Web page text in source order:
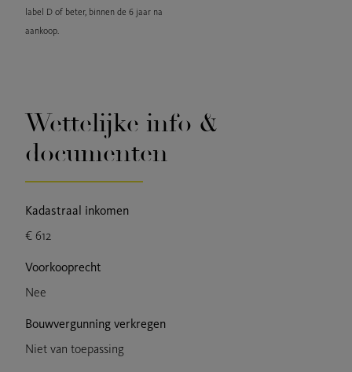
label D of beter, binnen de 6 jaar na
aankoop.
Wettelijke info &
documenten
Kadastraal inkomen
€ 612
Voorkooprecht
Nee
Bouwvergunning verkregen
Niet van toepassing